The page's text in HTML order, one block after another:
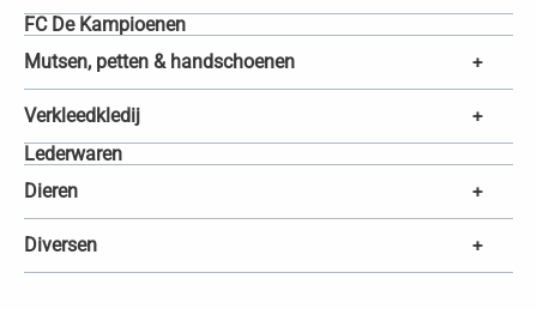
FC De Kampioenen
Mutsen, petten & handschoenen
+
Verkleedkledij +
Lederwaren
Dieren
+
Diversen +